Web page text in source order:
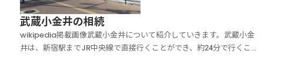
武蔵小金井の相続
wikipedia掲載画像武蔵小金井について紹介していきます。武蔵小金
井は、新宿駅までJR中央線で直接行くことができ、約24分で行くこと